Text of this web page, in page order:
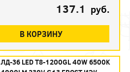
137.1 руб.
В КОРЗИНУ
ЛД-36 LED Т8-1200GL 40W 6500K